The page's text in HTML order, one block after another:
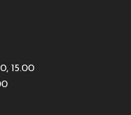
15.00